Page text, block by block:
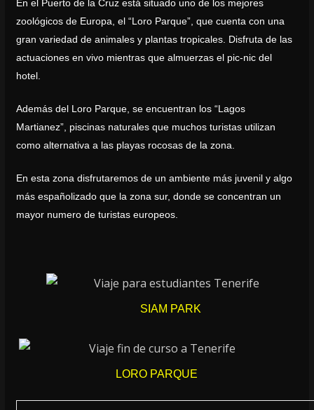
En el Puerto de la Cruz está situado uno de los mejores
zoológicos de Europa, el “Loro Parque”, que cuenta con una
gran variedad de animales y plantas tropicales. Disfruta de las
actuaciones en vivo mientras que almuerzas el pic-nic del
hotel.
Además del Loro Parque, se encuentran los “Lagos
Martianez”, piscinas naturales que muchos turistas utilizan
como alternativa a las playas rocosas de la zona.
En esta zona disfrutaremos de un ambiente más juvenil y algo
más españolizado que la zona sur, donde se concentran un
mayor numero de turistas europeos.
SIAM PARK
LORO PARQUE